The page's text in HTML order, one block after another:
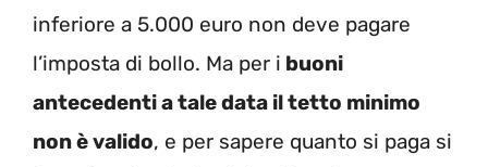
inferiore a 5.000 euro non deve pagare
l’imposta di bollo. Ma per i buoni
antecedenti a tale data il tetto minimo
non è valido, e per sapere quanto si paga si